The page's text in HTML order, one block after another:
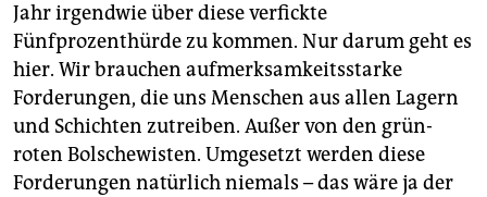
Jahr irgendwie über diese verfickte
Fünfprozenthürde zu kommen. Nur darum geht es
hier. Wir brauchen aufmerksamkeitsstarke
Forderungen, die uns Menschen aus allen Lagern
und Schichten zutreiben. Außer von den grün-
roten Bolschewisten. Umgesetzt werden diese
Forderungen natürlich niemals – das wäre ja der